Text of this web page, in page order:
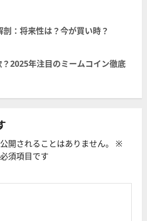
剖：将来性は？今が買い時？
2025年注目のミームコイン徹底
開されることはありません。
※
須項目です